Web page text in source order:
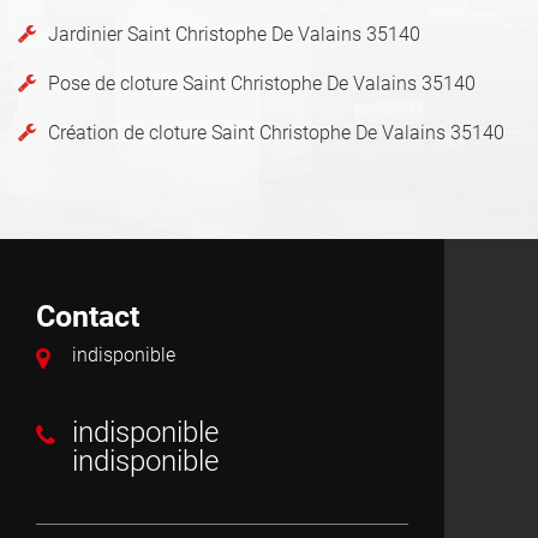
Jardinier Saint Christophe De Valains 35140
Pose de cloture Saint Christophe De Valains 35140
Création de cloture Saint Christophe De Valains 35140
Contact
indisponible
indisponible
indisponible